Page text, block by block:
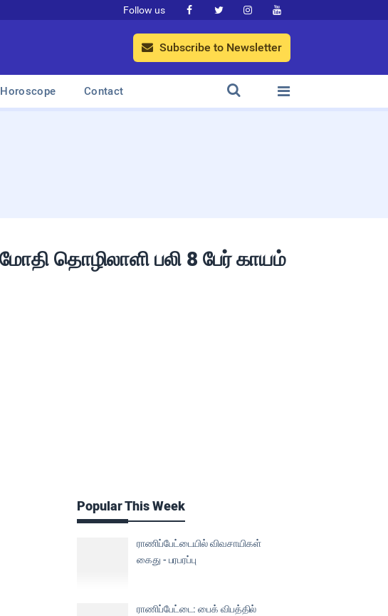
Follow us    
 Subscribe to Newsletter
Horoscope Contact 

தொழிலாளி பலி 8 பேர் காயம்
Popular This Week
ராணிப்பேட்டையில் விவசாயிகள்
கைது - பரபரப்பு
ராணிப்பேட்டை: பைக் விபத்தில்